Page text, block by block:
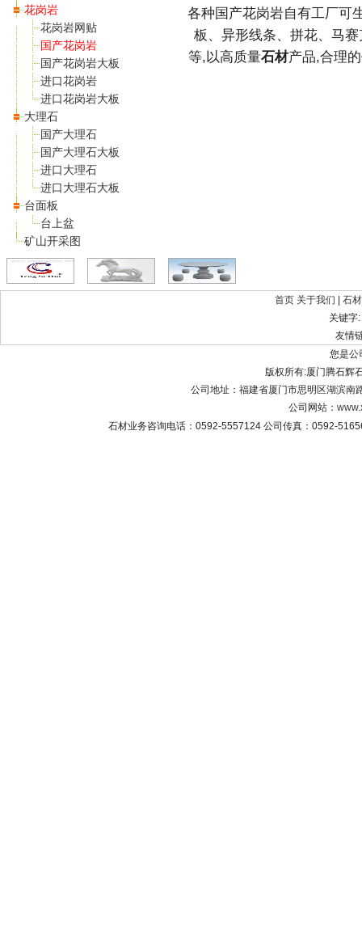
花岗岩
花岗岩网贴
国产花岗岩
国产花岗岩大板
进口花岗岩
进口花岗岩大板
大理石
国产大理石
国产大理石大板
进口大理石
进口大理石大板
台面板
台上盆
矿山开采图
各种国产花岗岩自有工厂可
板、异形线条、拼花、马
等,以高质量石材产品,合理
首页 关于我们
石
关键字:
友
您是公
版权所有:厦门腾石辉
公司地址：福建省厦门市思明区湖滨
公司网站：
石材业务咨询电话：0592-5557124 公司传真：0592-